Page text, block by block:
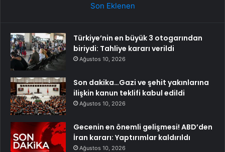
Son Eklenen
Türkiye’nin en büyük 3 otogarından
biriydi: Tahliye kararı verildi
Ağustos 10, 2026
Son dakika…Gazi ve şehit yakınlarına
ilişkin kanun teklifi kabul edildi
Ağustos 10, 2026
Gecenin en önemli gelişmesi! ABD’den
İran kararı: Yaptırımlar kaldırıldı
Ağustos 10, 2026